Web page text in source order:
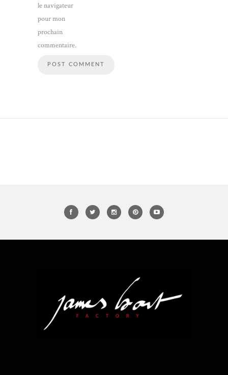
le navigateur
pour mon
prochain
commentaire.